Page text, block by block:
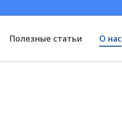
Полезные статьи О нас